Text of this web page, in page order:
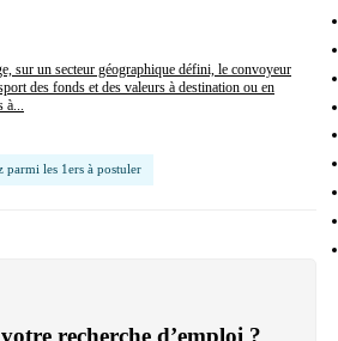
sur un secteur géographique défini, le convoyeur
des fonds et des valeurs à destination ou en
parmi les 1ers à postuler
recherche d’emploi ?